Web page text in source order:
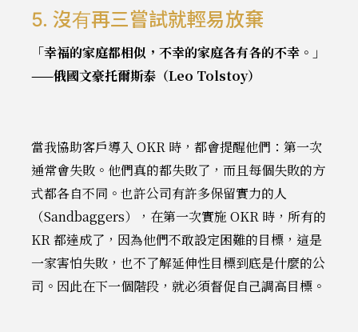
5. 沒有再三嘗試就輕易放棄
「幸福的家庭都相似，不幸的家庭各有各的不幸。」
——俄國文豪托爾斯泰（Leo Tolstoy）
當我協助客戶導入 OKR 時，都會提醒他們：第一次
通常會失敗。他們真的都失敗了，而且每個失敗的方
式都各自不同。也許公司有許多保留實力的人
（Sandbaggers），在第一次實施 OKR 時，所有的
KR 都達成了，因為他們不敢設定困難的目標，這是
一家害怕失敗，也不了解延伸性目標到底是什麼的公
司。因此在下一個階段，就必須督促自己調高目標。